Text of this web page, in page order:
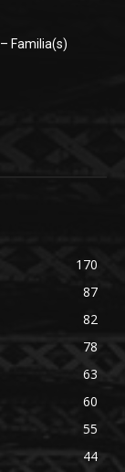
Familia(s)
170
87
82
78
63
60
55
44